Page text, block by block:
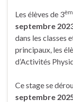
Les élèves de 3
septembre
dans les classes
principaux, les
d’Activités
Ce stage se
septembre